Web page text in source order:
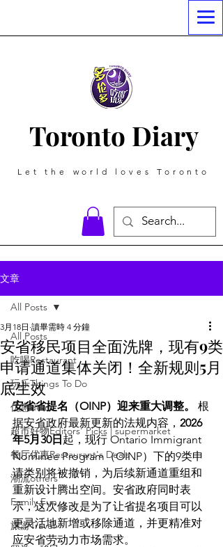
Toronto Diary
Let the world loves Toronto
文章
All Posts
吃喝Restaurant
玩乐Things To Do
优惠deal
超市好物Editors' Picks | supermarket
餐厅优惠Restaurant's Deals
潮流others
Family Fun
旅游Travel
All Posts
安省移民项目全面洗牌，现有9类
申请通道集体关闭！全新规则5月
底生效
3月18日 讀畢需時 4 分鐘
安省省提名（OINP）迎来重大调整。
根
据安省政府最新更新的法规内容， 2026
年5月30日起，现行 Ontario Immigrant
Nominee Program（OINP）下的9类申
请类别将被撤销，为后续新通道重组和
重新设计腾出空间。安省政府同时表
示，这次修改是为了让省提名项目可以
更灵活地新增或移除通道，并更精准对
应安省劳动力市场需求。